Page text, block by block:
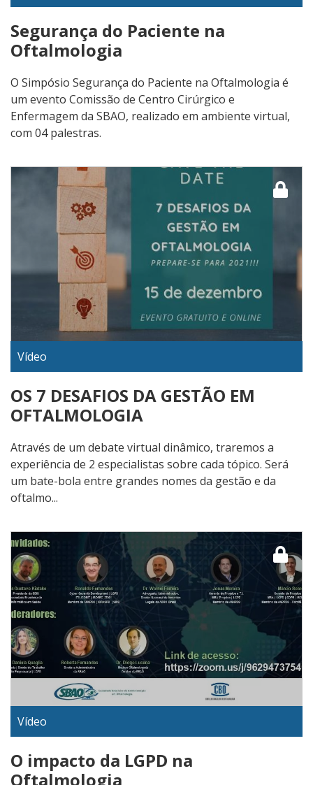
Segurança do Paciente na
Oftalmologia
O Simpósio Segurança do Paciente na Oftalmologia é
um evento Comissão de Centro Cirúrgico e
Enfermagem da SBAO, realizado em ambiente virtual,
com 04 palestras.
Vídeo
OS 7 DESAFIOS DA GESTÃO EM
OFTALMOLOGIA
Através de um debate virtual dinâmico, traremos a
experiência de 2 especialistas sobre cada tópico. Será
um bate-bola entre grandes nomes da gestão e da
oftalmo...
Vídeo
O impacto da LGPD na
Oftalmologia